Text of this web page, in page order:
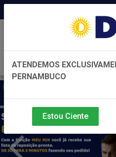
ATENDEMOS
PERNAMBUCO
Estou Ciente